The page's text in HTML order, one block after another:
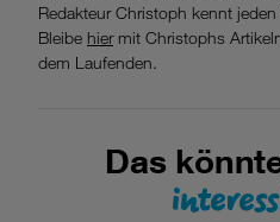
Redakteur Christoph kennt
Bleibe hiermit Christophs
dem Laufenden.
Das